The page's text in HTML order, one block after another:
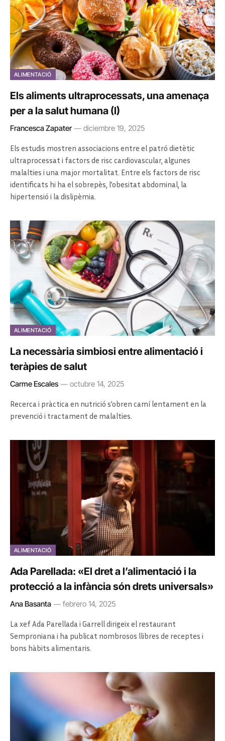
ALIMENTACIÓ
Els aliments ultraprocessats, una amenaça
per a la salut humana (I)
Francesca Zapater diciembre 19, 2025
Els estudis mostren associacions entre el patró dietètic
ultraprocessat i factors de risc cardiovascular, algunes
malalties i una major mortalitat. Entre els factors de risc
identificats hi ha el sobrepès, l’obesitat abdominal, la
hipertensió i la dislipèmia.
ALIMENTACIÓ
La necessària simbiosi entre alimentació i
teràpies de salut
Carme Escales octubre 14, 2025
Recerca i pràctica en nutrició s’obren camí lentament en la
prevenció i tractament de malalties.
ALIMENTACIÓ
Ada Parellada: «El dret a l’alimentació i la
protecció a la infància són drets universals»
Ana Basanta febrero 14, 2025
La xef Ada Parellada i Garrell dirigeix el restaurant
Semproniana i ha publicat nombrosos llibres de receptes i
bons hàbits alimentaris.